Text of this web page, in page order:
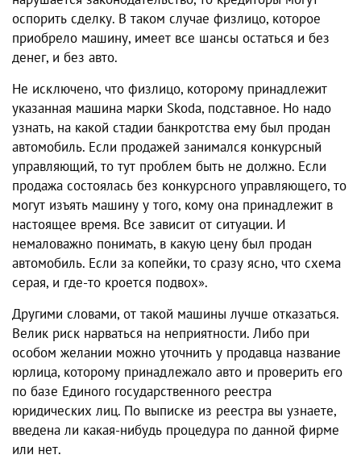
оспорить сделку. В таком случае физлицо, которое
приобрело машину, имеет все шансы остаться и без
денег, и без авто.
Не исключено, что физлицо, которому принадлежит
указанная машина марки Skoda, подставное. Но надо
узнать, на какой стадии банкротства ему был продан
автомобиль. Если продажей занимался конкурсный
управляющий, то тут проблем быть не должно. Если
продажа состоялась без конкурсного управляющего, то
могут изъять машину у того, кому она принадлежит в
настоящее время. Все зависит от ситуации. И
немаловажно понимать, в какую цену был продан
автомобиль. Если за копейки, то сразу ясно, что схема
серая, и где-то кроется подвох».
Другими словами, от такой машины лучше отказаться.
Велик риск нарваться на неприятности. Либо при
особом желании можно уточнить у продавца название
юрлица, которому принадлежало авто и проверить его
по базе Единого государственного реестра
юридических лиц. По выписке из реестра вы узнаете,
введена ли какая-нибудь процедура по данной фирме
или нет.